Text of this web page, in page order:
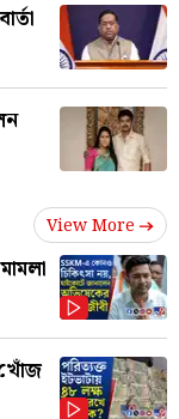
View More
খোঁজ